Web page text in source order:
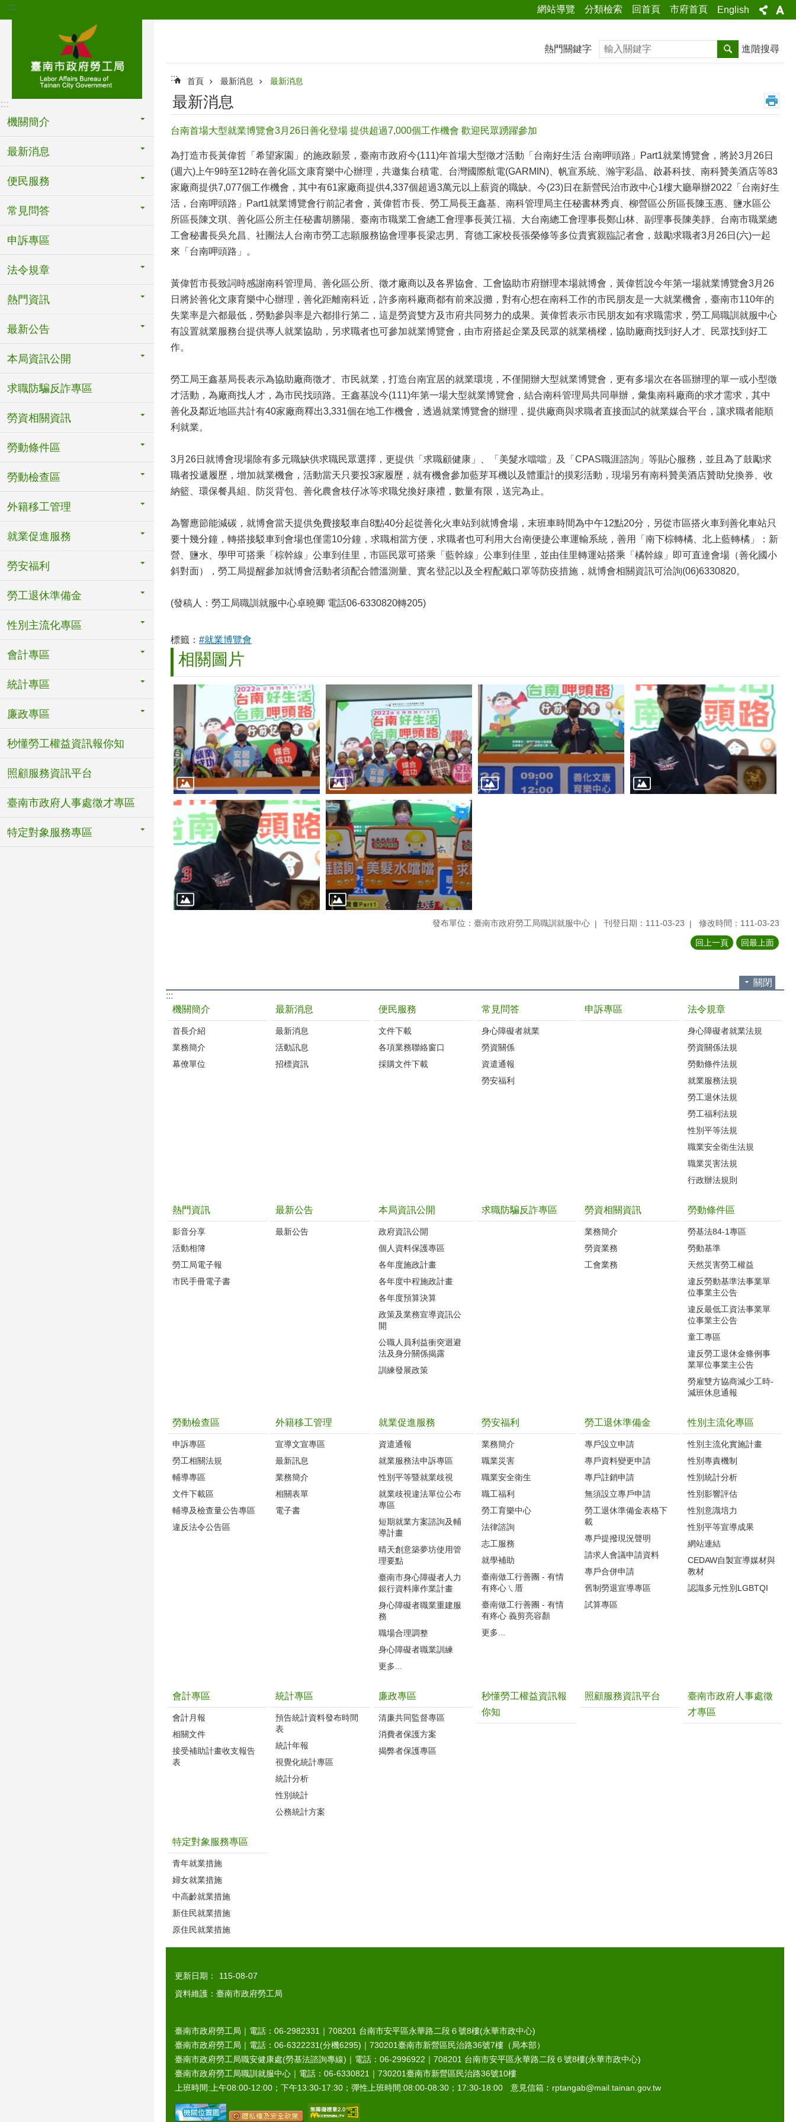
跳到主要內容區塊
::: 網站導覽 分類檢索 回首頁 市府首頁 English
:::
機關簡介
最新消息
便民服務
常見問答
申訴專區
法令規章
熱門資訊
最新公告
本局資訊公開
求職防騙反詐專區
勞資相關資訊
勞動條件區
勞動檢查區
外籍移工管理
就業促進服務
勞安福利
勞工退休準備金
性別主流化專區
會計專區
統計專區
廉政專區
秒懂勞工權益資訊報你知
照顧服務資訊平台
臺南市政府人事處徵才專區
特定對象服務專區
熱門關鍵字 搜尋 進階搜尋
::: 首頁 最新消息 最新消息
最新消息
台南首場大型就業博覽會3月26日善化登場 提供超過7,000個工作機會 歡迎民眾踴躍參加
為打造市長黃偉哲「希望家園」的施政願景，臺南市政府今(111)年首場大型徵才活動「台南好生活 台南呷頭路」Part1就業博覽會，將於3月26日
(週六)上午9時至12時在善化區文康育樂中心辦理，共邀集台積電、台灣國際航電(GARMIN)、帆宣系統、瀚宇彩晶、啟碁科技、南科贊美酒店等83
家廠商提供7,077個工作機會，其中有61家廠商提供4,337個超過3萬元以上薪資的職缺。今(23)日在新營民治市政中心1樓大廳舉辦2022「台南好生
活，台南呷頭路」Part1就業博覽會行前記者會，黃偉哲市長、勞工局長王鑫基、南科管理局主任秘書林秀貞、柳營區公所區長陳玉惠、鹽水區公
所區長陳文琪、善化區公所主任秘書胡勝陽、臺南市職業工會總工會理事長黃江福、大台南總工會理事長鄭山林、副理事長陳美靜、台南市職業總
工會秘書長吳允昌、社團法人台南市勞工志願服務協會理事長梁志男、育德工家校長張榮修等多位貴賓親臨記者會，鼓勵求職者3月26日(六)一起
來「台南呷頭路」。
黃偉哲市長致詞時感謝南科管理局、善化區公所、徵才廠商以及各界協會、工會協助市府辦理本場就博會，黃偉哲說今年第一場就業博覽會3月26
日將於善化文康育樂中心辦理，善化距離南科近，許多南科廠商都有前來設攤，對有心想在南科工作的市民朋友是一大就業機會，臺南市110年的
失業率是六都最低，勞動參與率是六都排行第二，這是勞資雙方及市府共同努力的成果。黃偉哲表示市民朋友如有求職需求，勞工局職訓就服中心
有設置就業服務台提供專人就業協助，另求職者也可參加就業博覽會，由市府搭起企業及民眾的就業橋樑，協助廠商找到好人才、民眾找到好工
作。
勞工局王鑫基局長表示為協助廠商徵才、市民就業，打造台南宜居的就業環境，不僅開辦大型就業博覽會，更有多場次在各區辦理的單一或小型徵
才活動，為廠商找人才，為市民找頭路。王鑫基說今(111)年第一場大型就業博覽會，結合南科管理局共同舉辦，彙集南科廠商的求才需求，其中
善化及鄰近地區共計有40家廠商釋出3,331個在地工作機會，透過就業博覽會的辦理，提供廠商與求職者直接面試的就業媒合平台，讓求職者能順
利就業。
3月26日就博會現場除有多元職缺供求職民眾選擇，更提供「求職顧健康」、「美髮水噹噹」及「CPAS職涯諮詢」等貼心服務，並且為了鼓勵求
職者投遞履歷，增加就業機會，活動當天只要投3家履歷，就有機會參加藍芽耳機以及體重計的摸彩活動，現場另有南科贊美酒店贊助兌換券、收
納籃、環保餐具組、防災背包、善化農會枝仔冰等求職兌換好康禮，數量有限，送完為止。
為響應節能減碳，就博會當天提供免費接駁車自8點40分起從善化火車站到就博會場，末班車時間為中午12點20分，另從市區搭火車到善化車站只
要十幾分鐘，轉搭接駁車到會場也僅需10分鐘，求職相當方便，求職者也可利用大台南便捷公車運輸系統，善用「南下棕轉橘、北上藍轉橘」：新
營、鹽水、學甲可搭乘「棕幹線」公車到佳里，市區民眾可搭乘「藍幹線」公車到佳里，並由佳里轉運站搭乘「橘幹線」即可直達會場（善化國小
斜對面），勞工局提醒參加就博會活動者須配合體溫測量、實名登記以及全程配戴口罩等防疫措施，就博會相關資訊可洽詢(06)6330820。
(發稿人：勞工局職訓就服中心卓曉卿 電話06-6330820轉205)
標籤： #就業博覽會
相關圖片
發布單位：臺南市政府勞工局職訓就服中心 刊登日期：111-03-23 修改時間：111-03-23
回上一頁 回最上面
關閉
:::
機關簡介
首長介紹
業務簡介
幕僚單位
最新消息
最新消息
活動訊息
招標資訊
便民服務
文件下載
各項業務聯絡窗口
採購文件下載
常見問答
身心障礙者就業
勞資關係
資遣通報
勞安福利
申訴專區 法令規章
身心障礙者就業法規
勞資關係法規
勞動條件法規
就業服務法規
勞工退休法規
勞工福利法規
性別平等法規
職業安全衛生法規
職業災害法規
行政辦法規則
熱門資訊
影音分享
活動相簿
勞工局電子報
市民手冊電子書
最新公告
最新公告
本局資訊公開
政府資訊公開
個人資料保護專區
各年度施政計畫
各年度中程施政計畫
各年度預算決算
政策及業務宣導資訊公
開
公職人員利益衝突迴避
法及身分關係揭露
訓練發展政策
求職防騙反詐專區 勞資相關資訊
業務簡介
勞資業務
工會業務
勞動條件區
勞基法84-1專區
勞動基準
天然災害勞工權益
違反勞動基準法事業單
位事業主公告
違反最低工資法事業單
位事業主公告
童工專區
違反勞工退休金條例事
業單位事業主公告
勞雇雙方協商減少工時-
減班休息通報
勞動檢查區
申訴專區
勞工相關法規
輔導專區
文件下載區
輔導及檢查量公告專區
違反法令公告區
外籍移工管理
宣導文宣專區
最新訊息
業務簡介
相關表單
電子書
就業促進服務
資遣通報
就業服務法申訴專區
性別平等暨就業歧視
就業歧視違法單位公布
專區
短期就業方案諮詢及輔
導計畫
晴天創意築夢坊使用管
理要點
臺南市身心障礙者人力
銀行資料庫作業計畫
身心障礙者職業重建服
務
職場合理調整
身心障礙者職業訓練
更多...
勞安福利
業務簡介
職業災害
職業安全衛生
職工福利
勞工育樂中心
法律諮詢
志工服務
就學補助
臺南做工行善團 - 有情
有疼心ㄟ厝
臺南做工行善團 - 有情
有疼心 義剪亮容顏
更多...
勞工退休準備金
專戶設立申請
專戶資料變更申請
專戶註銷申請
無須設立專戶申請
勞工退休準備金表格下
載
專戶提撥現況聲明
請求人會議申請資料
專戶合併申請
舊制勞退宣導專區
試算專區
性別主流化專區
性別主流化實施計畫
性別專責機制
性別統計分析
性別影響評估
性別意識培力
性別平等宣導成果
網站連結
CEDAW自製宣導媒材與
教材
認識多元性別LGBTQI
會計專區
會計月報
相關文件
接受補助計畫收支報告
表
統計專區
預告統計資料發布時間
表
統計年報
視覺化統計專區
統計分析
性別統計
公務統計方案
廉政專區
清廉共同監督專區
消費者保護方案
揭弊者保護專區
秒懂勞工權益資訊報
你知
照顧服務資訊平台
臺南市政府人事處徵
才專區
特定對象服務專區
青年就業措施
婦女就業措施
中高齡就業措施
新住民就業措施
原住民就業措施
更新日期：
115-08-07
資料維護：臺南市政府勞工局
臺南市政府勞工局｜電話：06-2982331｜ 708201 台南市安平區永華路二段６號8樓(永華市政中心)
臺南市政府勞工局｜電話：06-6322231(分機6295)｜ 730201臺南市新營區民治路36號7樓（局本部）
臺南市政府勞工局職安健康處(勞基法諮詢專線)｜電話：06-2996922｜ 708201 台南市安平區永華路二段６號8樓(永華市政中心)
臺南市政府勞工局職訓就服中心｜電話：06-6330821｜ 730201臺南市新營區民治路36號10樓
上班時間:上午08:00-12:00；下午13:30-17:30；彈性上班時間:08:00-08:30；17:30-18:00 意見信箱︰rptangab@mail.tainan.gov.tw